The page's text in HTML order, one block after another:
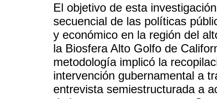
El objetivo de esta
secuencial de las políticas
y económico en la región del
la Biosfera Alto Golfo de
metodología implicó la
intervención gubernamental a
entrevista semiestructurada a